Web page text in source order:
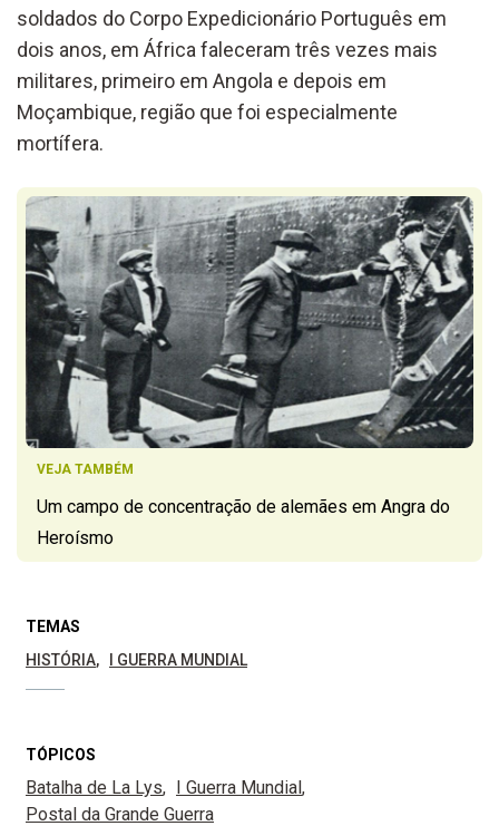
soldados do Corpo Expedicionário Português em
dois anos, em África faleceram três vezes mais
militares, primeiro em Angola e depois em
Moçambique, região que foi especialmente
mortífera.
VEJA TAMBÉM
Um campo de concentração de alemães em Angra do
Heroísmo
TEMAS
HISTÓRIA
I GUERRA MUNDIAL
TÓPICOS
Batalha de La Lys
I Guerra Mundial
Postal da Grande Guerra